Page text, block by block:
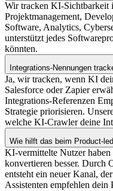
Wir tracken KI-Sichtbarkeit
Projektmanagement,
Software, Analytics,
unterstützt jedes
könnten.
Integrations-Nennungen
Ja, wir tracken, wenn KI
Salesforce oder Zapier
Integrations-Referenzen
Strategie priorisieren.
welche KI-Crawler deine
Wie hilft das beim Product-
KI-vermittelte Nutzer
konvertieren besser. Durch
entsteht ein neuer Kanal,
Assistenten empfehlen